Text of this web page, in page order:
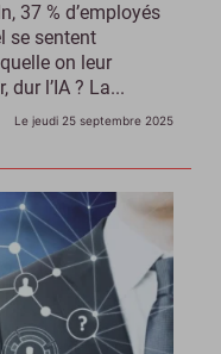
37 % d’employés
se sentent
on leur
dur l’IA ? La...
Le jeudi 25 septembre 2025